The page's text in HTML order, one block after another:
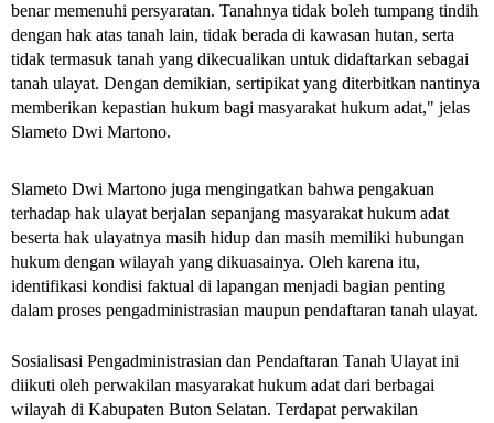
benar memenuhi persyaratan. Tanahnya tidak boleh tumpang tindih
dengan hak atas tanah lain, tidak berada di kawasan hutan, serta
tidak termasuk tanah yang dikecualikan untuk didaftarkan sebagai
tanah ulayat. Dengan demikian, sertipikat yang diterbitkan nantinya
memberikan kepastian hukum bagi masyarakat hukum adat," jelas
Slameto Dwi Martono.
Slameto Dwi Martono juga mengingatkan bahwa pengakuan
terhadap hak ulayat berjalan sepanjang masyarakat hukum adat
beserta hak ulayatnya masih hidup dan masih memiliki hubungan
hukum dengan wilayah yang dikuasainya. Oleh karena itu,
identifikasi kondisi faktual di lapangan menjadi bagian penting
dalam proses pengadministrasian maupun pendaftaran tanah ulayat.
Sosialisasi Pengadministrasian dan Pendaftaran Tanah Ulayat ini
diikuti oleh perwakilan masyarakat hukum adat dari berbagai
wilayah di Kabupaten Buton Selatan. Terdapat perwakilan